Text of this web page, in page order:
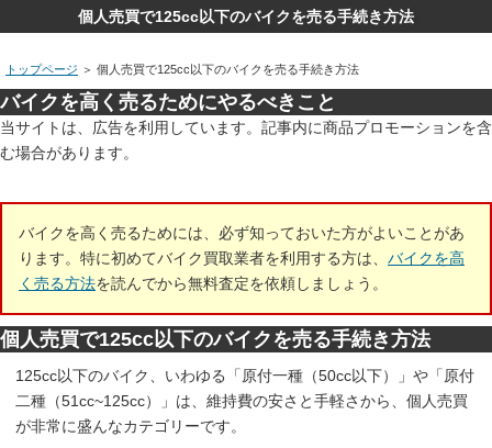
個人売買で125cc以下のバイクを売る手続き方法
トップページ ＞ 個人売買で125cc以下のバイクを売る手続き方法
バイクを高く売るためにやるべきこと
当サイトは、広告を利用しています。記事内に商品プロモーションを含
む場合があります。
バイクを高く売るためには、必ず知っておいた方がよいことがあ
ります。特に初めてバイク買取業者を利用する方は、 バイクを高
く売る方法を読んでから無料査定を依頼しましょう。
個人売買で125cc以下のバイクを売る手続き方法
125cc以下のバイク、いわゆる「原付一種（50cc以下）」や「原付
二種（51cc~125cc）」は、維持費の安さと手軽さから、個人売買
が非常に盛んなカテゴリーです。